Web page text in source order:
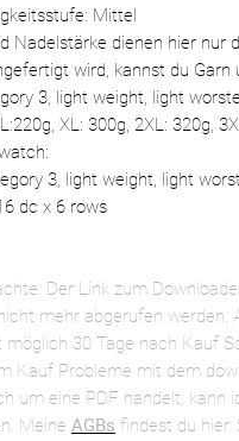
Mittel
Nadelstärke dienen hier nur
wird, kannst du Garn
3, light weight, light
XL: 300g, 2XL: 320g,
3, light weight, light
dc x 6 rows
Der Link zum
mehr abgerufen werden.
möglich 30 Tage nach Kauf
Kauf Probleme mit dem
um eine PDF handelt,
Meine AGBs findest du hier.